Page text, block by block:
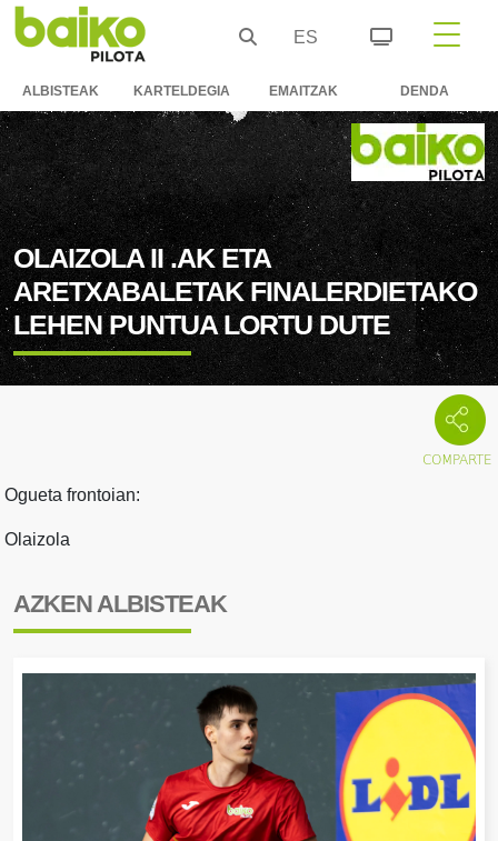
ES
ALBISTEAK KARTELDEGIA EMAITZAK DENDA
OLAIZOLA II .AK ETA
ARETXABALETAK FINALERDIETAKO
LEHEN PUNTUA LORTU DUTE
Ogueta frontoian:
Olaizola
AZKEN ALBISTEAK